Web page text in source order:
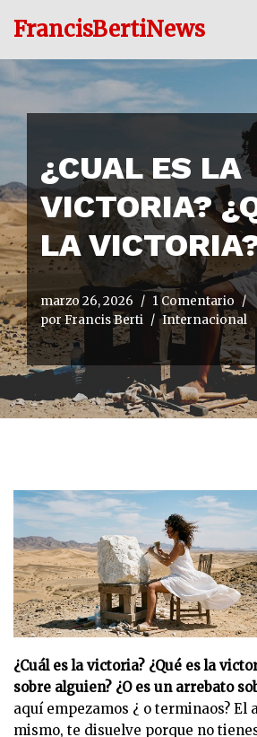
al
contenido
FrancisBertiNews
¿CUAL ES LA
VICTORIA?
LA
marzo 26, 2026
1 Comentario
porFrancis Berti Internacional
¿Cuál es la victoria? ¿Qué es la
sobre alguien? ¿O es un arrebato
aquí empezamos ¿ o terminaos? El
mismo, te disuelve porque no